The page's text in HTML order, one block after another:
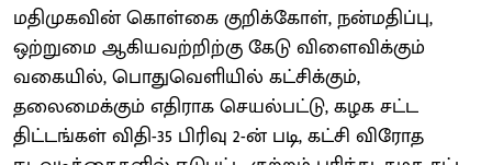
மதிமுகவின் கொள்கை குறிக்கோள், நன்மதிப்பு,
ஒற்றுமை ஆகியவற்றிற்கு கேடு விளைவிக்கும்
வகையில், பொதுவெளியில் கட்சிக்கும்,
தலைமைக்கும் எதிராக செயல்பட்டு, கழக சட்ட
திட்டங்கள் விதி-35 பிரிவு 2-ன் படி, கட்சி விரோத